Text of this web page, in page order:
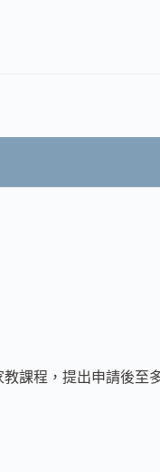
課程，提出申請後至